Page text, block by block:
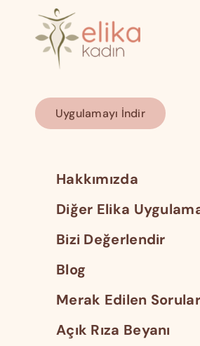
Uygulamayı İndir
Hakkımızda
Diğer Elika
Bizi Değerlendir
Blog
Merak Edilen Sorular
Açık Rıza Beyanı